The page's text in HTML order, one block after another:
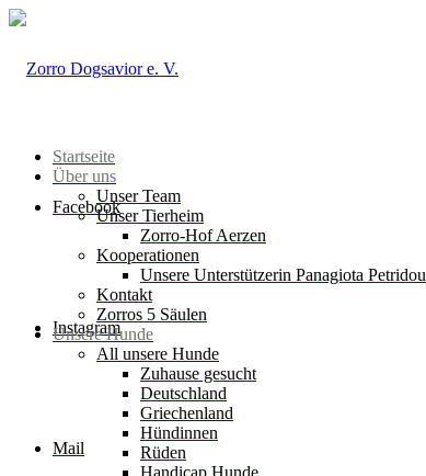
Facebook
Instagram
Mail
Startseite
Über uns
Unser Team
Unser Tierheim
Zorro-Hof Aerzen
Kooperationen
Unsere Unterstützerin Panagiota Petridou
Kontakt
Zorros 5 Säulen
Unsere Hunde
All unsere Hunde
Zuhause gesucht
Deutschland
Griechenland
Hündinnen
Rüden
Handicap Hunde